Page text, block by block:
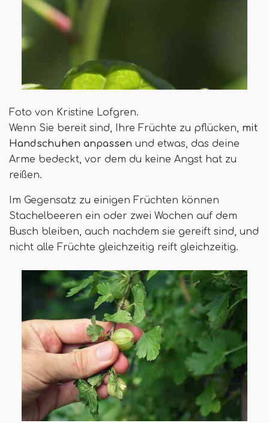
Foto von Kristine Lofgren.
Wenn Sie bereit sind, Ihre Früchte zu pflücken, mit
Handschuhen anpassen und etwas, das deine
Arme bedeckt, vor dem du keine Angst hat zu
reißen.
Im Gegensatz zu einigen Früchten können
Stachelbeeren ein oder zwei Wochen auf dem
Busch bleiben, auch nachdem sie gereift sind, und
nicht alle Früchte gleichzeitig reift gleichzeitig.